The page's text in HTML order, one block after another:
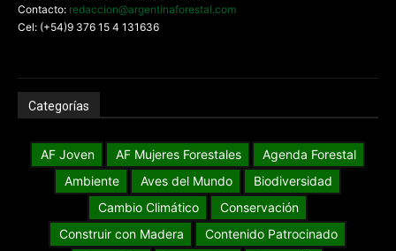
Contacto: redaccion@argentinaforestal.com
Cel: (+54)9 376 15 4 131636
Categorías
AF Joven AF Mujeres Forestales
Agenda Forestal
Ambiente
Aves del Mundo
Biodiversidad
Cambio Climático
Conservación
Construir con Madera
Contenido Patrocinado